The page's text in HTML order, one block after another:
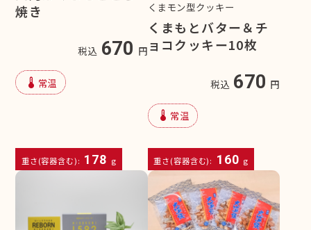
焼き
税込 670 円
device_thermostat 常温
重さ(容器含む): 178 g
くまモン型クッキー
くまもとバター＆チ
ョコクッキー10枚
税込 670 円
device_thermostat 常温
重さ(容器含む): 160 g